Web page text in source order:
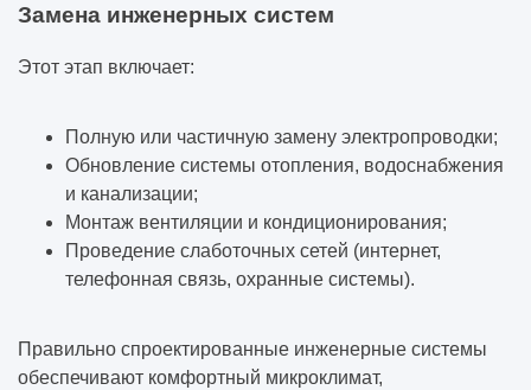
Замена инженерных систем
Этот этап включает:
Полную или частичную замену электропроводки;
Обновление системы отопления, водоснабжения
и канализации;
Монтаж вентиляции и кондиционирования;
Проведение слаботочных сетей (интернет,
телефонная связь, охранные системы).
Правильно спроектированные инженерные системы
обеспечивают комфортный микроклимат,